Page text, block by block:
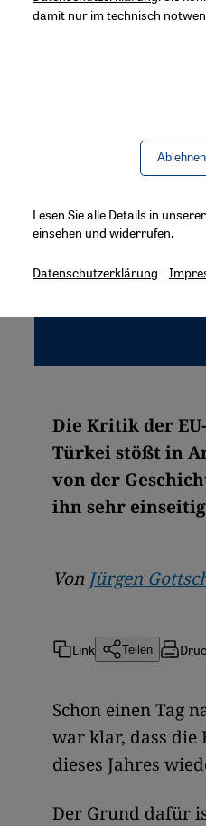
Die Kritik der
Türkei stößt in
von der
ihn sehr
Von Jürgen
Link Teilen
Schon einen Tag
war klar, dass die
dieses Jahres
Der Grund dafür
damit nur im technisch
Ablehnen
Lesen Sie alle Details in unserer
einsehen und widerrufen.
Datenschutzerklärung